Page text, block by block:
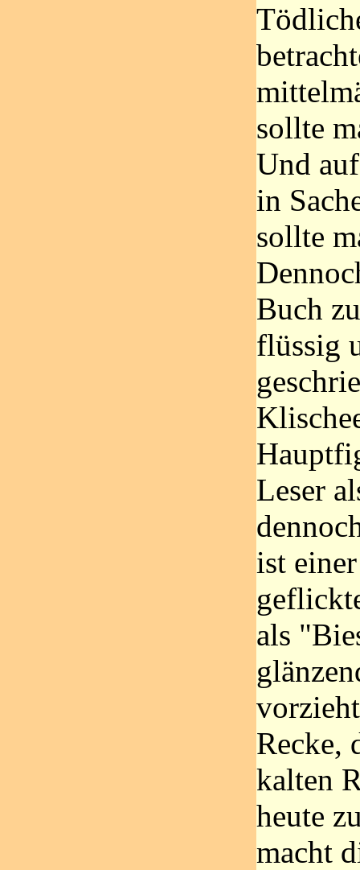
sollte
Und
in
sollte
Buch
flüssig
Leser
ist
als
Recke,
kalten
heute
macht